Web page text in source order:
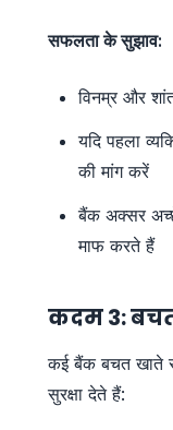
सफलता के सुझाव:
विनम्र और
यदि पहला
की मांग करें
बैंक अक्सर
माफ करते हैं
कदम 3:
कई बैंक बचत खाते
सुरक्षा देते हैं: